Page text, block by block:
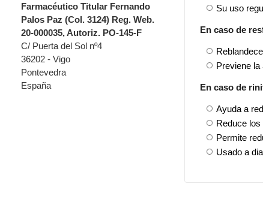
Farmacéutico Titular Fernando
Palos Paz (Col. 3124) Reg. Web.
20-000035, Autoriz. PO-145-F
C/ Puerta del Sol nº4
36202 - Vigo
Pontevedra
España
Su uso
En caso de
Previene
En caso de
Ayuda a
Reduce los
Permite
Usado a